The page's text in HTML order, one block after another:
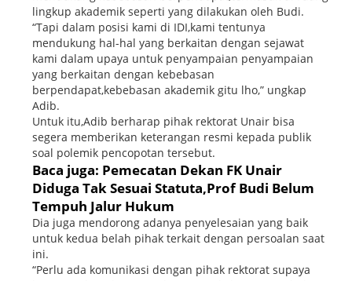
lingkup akademik seperti yang dilakukan oleh Budi.
“Tapi dalam posisi kami di IDI,kami tentunya
mendukung hal-hal yang berkaitan dengan sejawat
kami dalam upaya untuk penyampaian penyampaian
yang berkaitan dengan kebebasan
berpendapat,kebebasan akademik gitu lho,” ungkap
Adib.
Untuk itu,Adib berharap pihak rektorat Unair bisa
segera memberikan keterangan resmi kepada publik
soal polemik pencopotan tersebut.
Baca juga: Pemecatan Dekan FK Unair
Diduga Tak Sesuai Statuta,Prof Budi Belum
Tempuh Jalur Hukum
Dia juga mendorong adanya penyelesaian yang baik
untuk kedua belah pihak terkait dengan persoalan saat
ini.
“Perlu ada komunikasi dengan pihak rektorat supaya